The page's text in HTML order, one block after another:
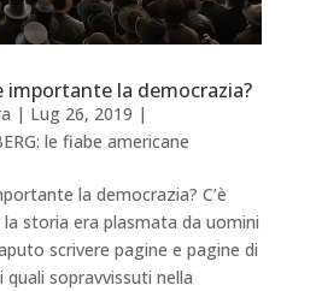
importante la democrazia?
| Lug 26, 2019 |
le fiabe americane
la democrazia? C’è
storia era plasmata da uomini
scrivere pagine e pagine di
sopravvissuti nella